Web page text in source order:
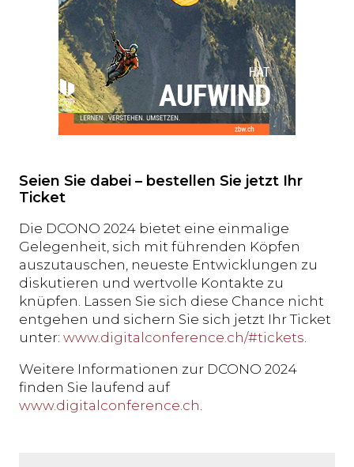
Seien Sie dabei – bestellen Sie jetzt Ihr
Ticket
Die DCONO 2024 bietet eine einmalige
Gelegenheit, sich mit führenden Köpfen
auszutauschen, neueste Entwicklungen zu
diskutieren und wertvolle Kontakte zu
knüpfen. Lassen Sie sich diese Chance nicht
entgehen und sichern Sie sich jetzt Ihr Ticket
unter: www.digitalconference.ch/#tickets.
Weitere Informationen zur DCONO 2024
finden Sie laufend auf
www.digitalconference.ch.